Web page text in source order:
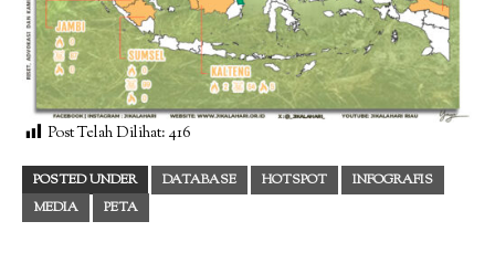
Post Telah Dilihat: 416
POSTED UNDER DATABASE HOTSPOT
INFOGRAFIS
MEDIA
PETA